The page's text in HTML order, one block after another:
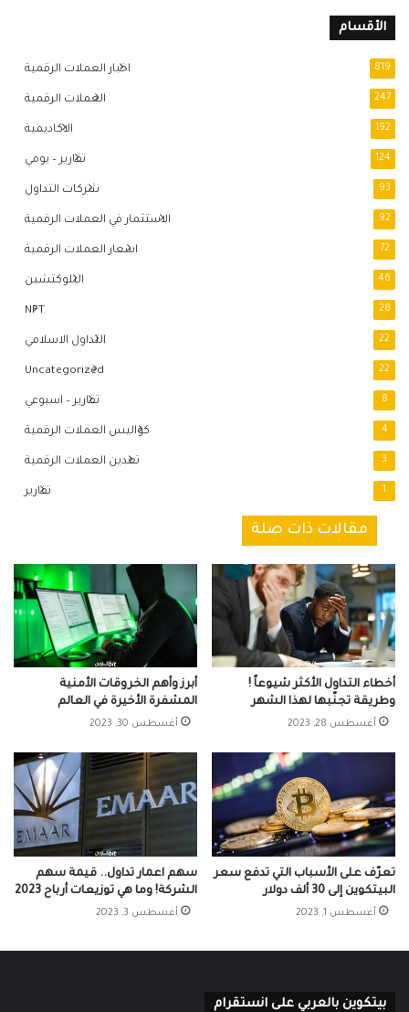
الأقسام
اخبار العملات الرقمية 819
العملات الرقمية 247
الاكاديمية 192
تقارير – يومي 124
شركات التداول 93
الاستثمار في العملات الرقمية 92
اسعار العملات الرقمية 72
البلوكتشين 46
NFT 28
التداول الاسلامي 22
Uncategorized 22
تقارير – اسبوعي 8
كواليس العملات الرقمية 4
تعدين العملات الرقمية 3
تقارير 1
مقالات ذات صلة
أبرز وأهم الخروقات الأمنية
المشفرة الأخيرة في العالم
أغسطس 30, 2023
أخطاء التداول الأكثر شيوعاً !
وطريقة تجنّبها لهذا الشهر
أغسطس 28, 2023
سهم اعمار تداول.. قيمة سهم
الشركة! وما هي توزيعات أرباح 2023
أغسطس 3, 2023
تعرّف على الأسباب التي تدفع سعر
البيتكوين إلى 30 ألف دولار
أغسطس 1, 2023
بيتكوين بالعربي على انستقرام